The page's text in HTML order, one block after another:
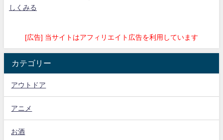
しくみる
[広告] 当サイトはアフィリエイト広告を利用しています
カテゴリー
アウトドア
アニメ
お酒